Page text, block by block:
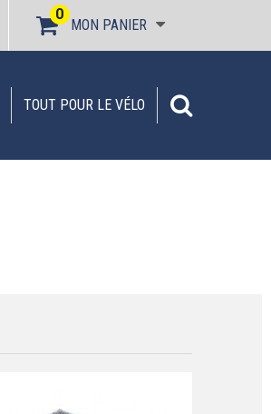
MON PANIER
0
TOUT POUR LE VÉLO